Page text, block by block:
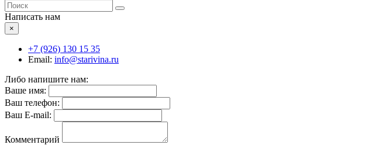
Написать нам
×
+7 (926) 130 15 35
Email: info@starivina.ru
Либо напишите нам:
Ваше имя:
Ваш телефон:
Ваш E-mail:
Комментарий